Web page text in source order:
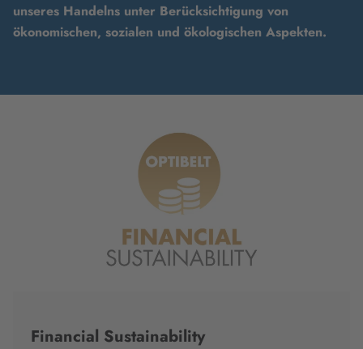
unseres Handelns unter Berücksichtigung von
ökonomischen, sozialen und ökologischen Aspekten.
Financial Sustainability